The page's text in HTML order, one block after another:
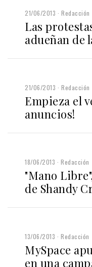
21/06/2013 Redacción
Las
adueñan de
21/06/2013 Redacción
Empieza el
anuncios!
18/06/2013 Redacción
"Mano
de Shandy
13/06/2013 Redacción
MySpace
en una